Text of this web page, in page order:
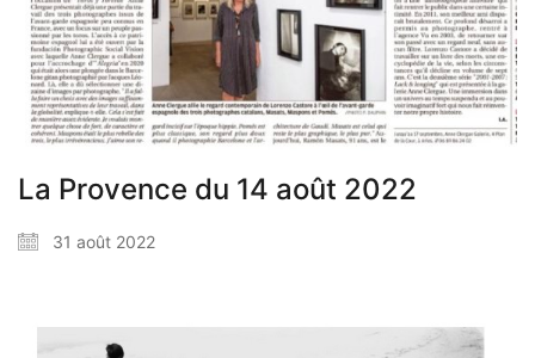
La Provence du 14 août 2022
31 août 2022